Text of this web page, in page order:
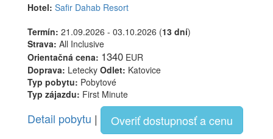
Hotel: Safir Dahab Resort
Termín: 21.09.2026 - 03.10.2026 (13 dní)
Strava: All Inclusive
Orientačná cena: 1340 EUR
Doprava: Letecky Odlet: Katovice
Typ pobytu: Pobytové
Typ zájazdu: First Minute
Detail pobytu | Overiť dostupnosť a cenu